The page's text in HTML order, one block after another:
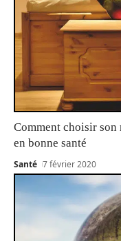
Comment choisir
en bonne santé
Santé 7 février 2020